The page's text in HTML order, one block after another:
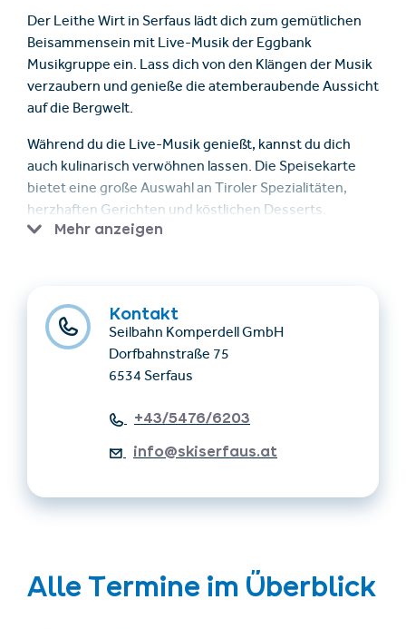
Kontakt
Seilbahn Komperdell GmbH
Dorfbahnstraße 75
6534 Serfaus
+43/5476/6203
info@skiserfaus.at
Der Leithe Wirt in Serfaus lädt dich zum gemütlichen
Beisammensein mit Live-Musik der Eggbank
Musikgruppe ein. Lass dich von den Klängen der Musik
verzaubern und genieße die atemberaubende Aussicht
auf die Bergwelt.
Während du die Live-Musik genießt, kannst du dich
auch kulinarisch verwöhnen lassen. Die Speisekarte
bietet eine große Auswahl an Tiroler Spezialitäten,
herzhaften Gerichten und köstlichen Desserts.
Mehr anzeigen
Alle Termine im Überblick